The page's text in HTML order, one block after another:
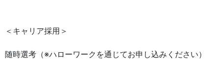
＜キャリア採用＞
随時選考（※ハローワークを通じてお申し込みください）